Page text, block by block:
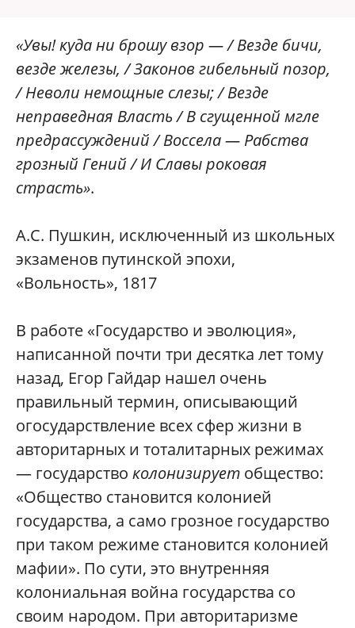
«Увы! куда ни брошу взор — / Везде бичи,
везде железы, / Законов гибельный позор,
/ Неволи немощные слезы; / Везде
неправедная Власть / В сгущенной мгле
предрассуждений / Воссела — Рабства
грозный Гений / И Славы роковая
страсть».
А.С. Пушкин, исключенный из школьных
экзаменов путинской эпохи,
«Вольность», 1817
В работе «Государство и эволюция»,
написанной почти три десятка лет тому
назад, Егор Гайдар нашел очень
правильный термин, описывающий
огосударствление всех сфер жизни в
авторитарных и тоталитарных режимах
— государство колонизирует общество:
«Общество становится колонией
государства, а само грозное государство
при таком режиме становится колонией
мафии». По сути, это внутренняя
колониальная война государства со
своим народом. При авторитаризме